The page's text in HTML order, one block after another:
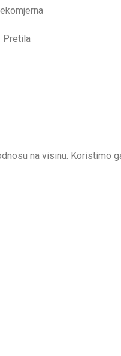
Pretila
na visinu. Koristimo